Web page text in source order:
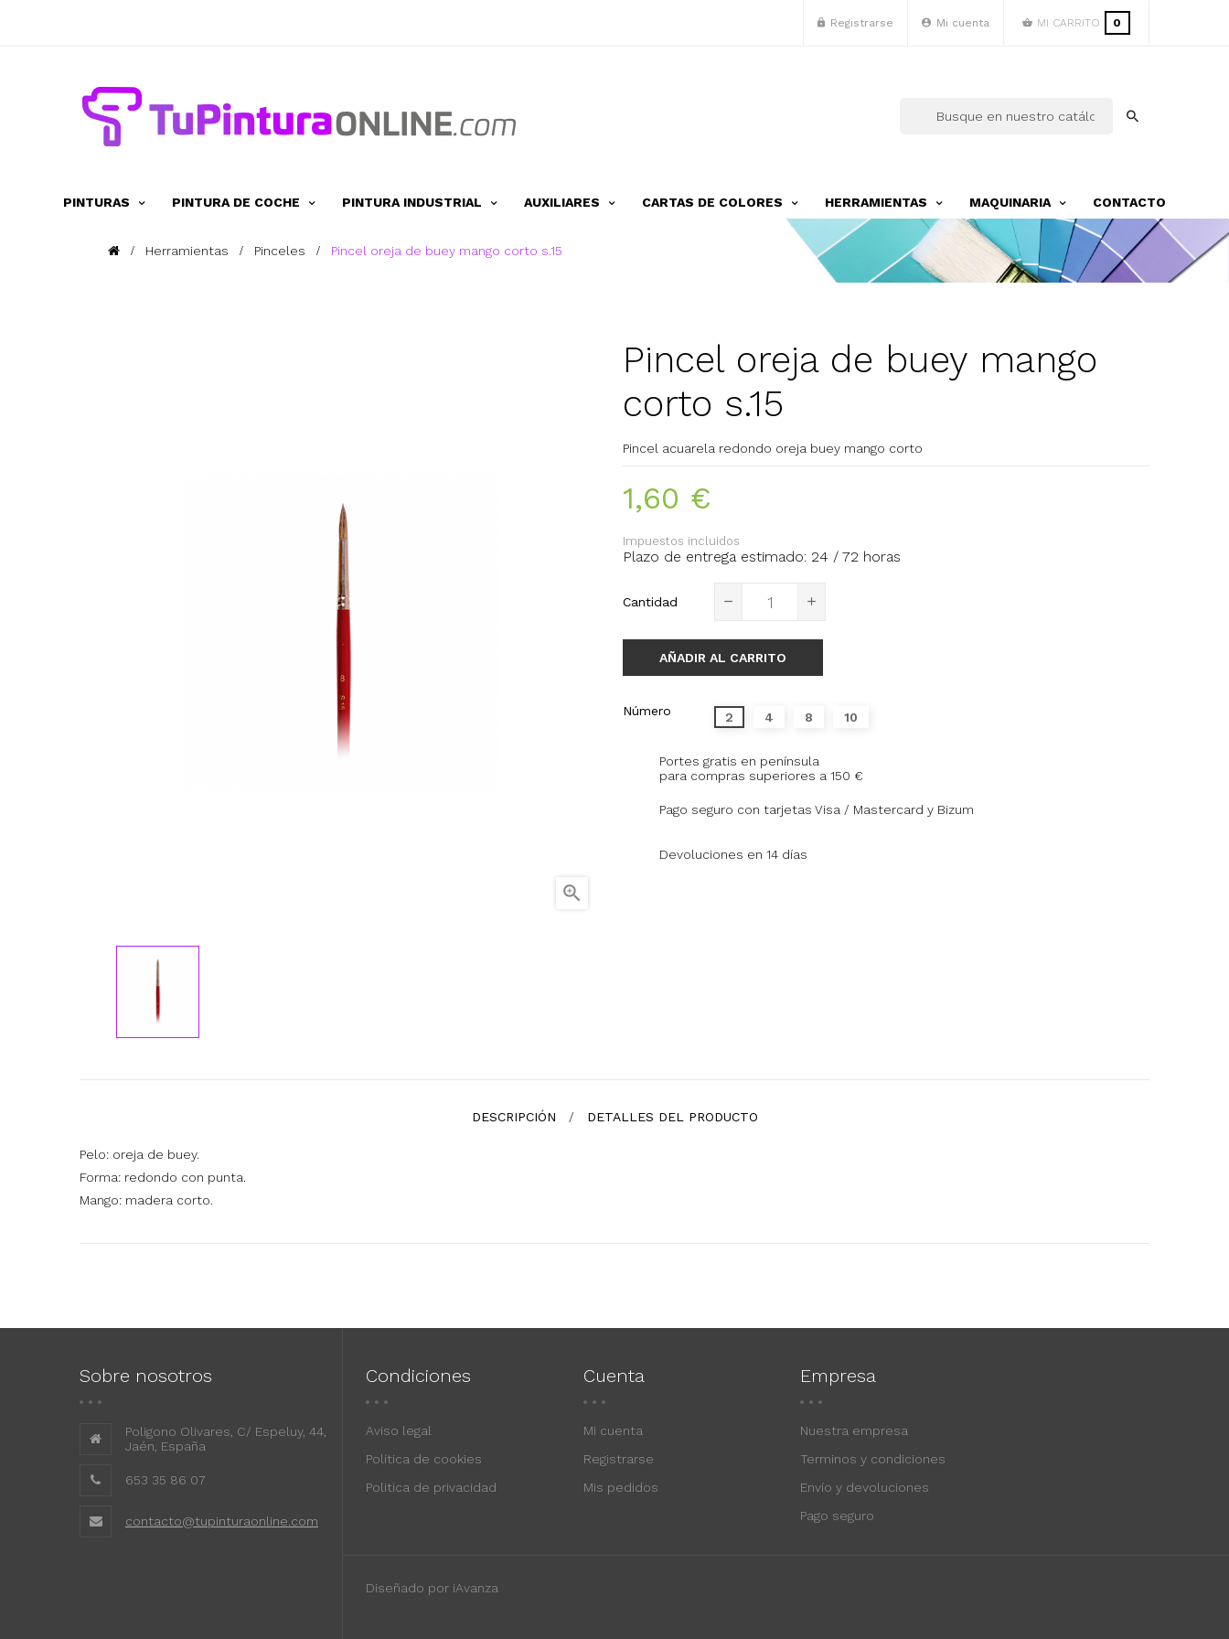
Registrarse Mi cuenta MI CARRITO 0
PINTURAS PINTURA DE COCHE PINTURA INDUSTRIAL AUXILIARES CARTAS DE COLORES HERRAMIENTAS MAQUINARIA CONTACTO
Herramientas Pinceles Pincel oreja de buey mango corto s.15

Pincel oreja de buey mango
corto s.15
Pincel acuarela redondo oreja buey mango corto
1,60 €
Impuestos incluidos
Plazo de entrega estimado: 24 / 72 horas
Cantidad
AÑADIR AL CARRITO
Número 2 4 8 10
Portes gratis en península
para compras superiores a 150 €
Pago seguro con tarjetas Visa / Mastercard y Bizum
Devoluciones en 14 días
DESCRIPCIÓN DETALLES DEL PRODUCTO
Pelo: oreja de buey.
Forma: redondo con punta.
Mango: madera corto.
Sobre nosotros
Poligono Olivares, C/ Espeluy, 44,
Jaén, España
653 35 86 07
contacto@tupinturaonline.com
Condiciones
Aviso legal
Política de cookies
Politica de privacidad
Cuenta
Mi cuenta
Registrarse
Mis pedidos
Empresa
Nuestra empresa
Terminos y condiciones
Envío y devoluciones
Pago seguro
Diseñado por iAvanza